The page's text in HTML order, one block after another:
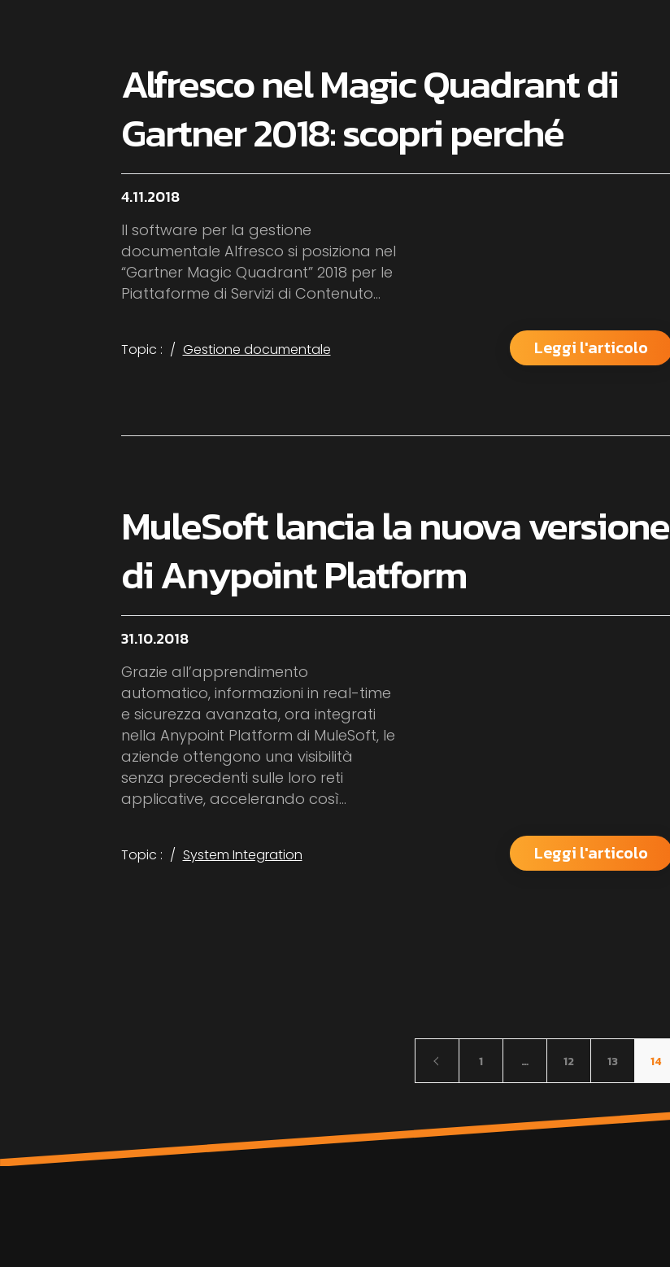
Alfresco nel Magic Quadrant di
Gartner 2018: scopri perché
4.11.2018
Il software per la gestione
documentale Alfresco si posiziona nel
“Gartner Magic Quadrant” 2018 per le
Piattaforme di Servizi di Contenuto...
Topic : Gestione documentale Leggi l'articolo
MuleSoft lancia la nuova versione
di Anypoint Platform
31.10.2018
Grazie all’apprendimento
automatico, informazioni in real-time
e sicurezza avanzata, ora integrati
nella Anypoint Platform di MuleSoft, le
aziende ottengono una visibilità
senza precedenti sulle loro reti
applicative, accelerando così...
Topic : System Integration Leggi l'articolo
1 … 12 13 14